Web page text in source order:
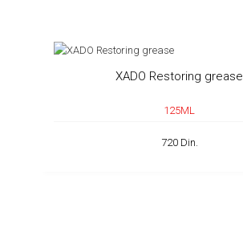
XADO Restoring grease
125ML
720 Din.